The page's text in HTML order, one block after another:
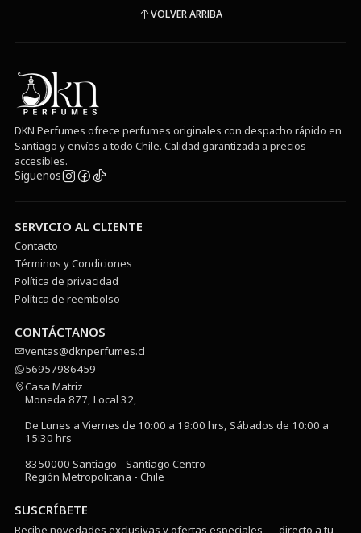
VOLVER ARRIBA
DKN Perfumes ofrece perfumes originales con despacho rápido en
Santiago y envíos a todo Chile. Calidad garantizada a precios
accesibles.
Síguenos
SERVICIO AL CLIENTE
Contacto
Términos y Condiciones
Política de privacidad
Política de reembolso
CONTÁCTANOS
ventas@dknperfumes.cl
56957986459
Casa Matriz
Moneda 877, Local 32,
De Lunes a Viernes de 10:00 a 19:00 hrs, Sábados de 10:00 a
15:30 hrs
8350000 Santiago - Santiago Centro
Región Metropolitana - Chile
SUSCRÍBETE
Recibe novedades exclusivas y ofertas especiales — directo a tu